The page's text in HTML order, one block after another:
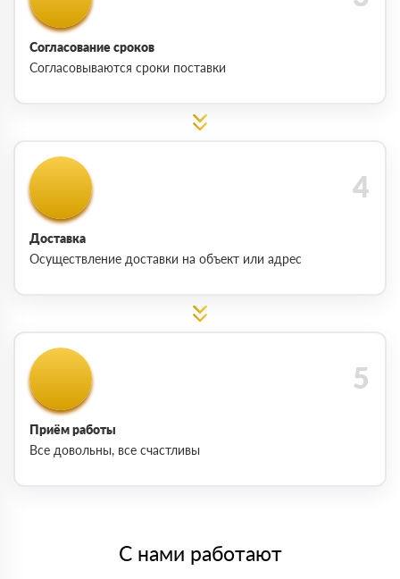
Согласование сроков
Согласовываются сроки поставки
Доставка
Осуществление доставки на объект или адрес
Приём работы
Все довольны, все счастливы
С нами работают